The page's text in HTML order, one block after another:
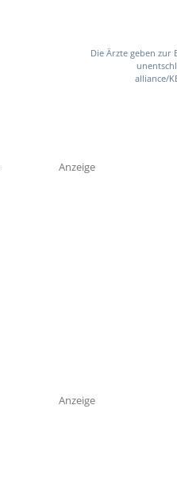
Die Ärzte geben
alliance/
Anzeige
Anzeige